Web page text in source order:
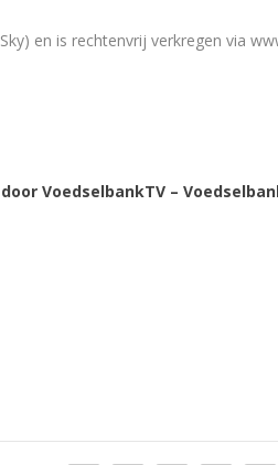
en is rechtenvrij verkregen via
VoedselbankTV –